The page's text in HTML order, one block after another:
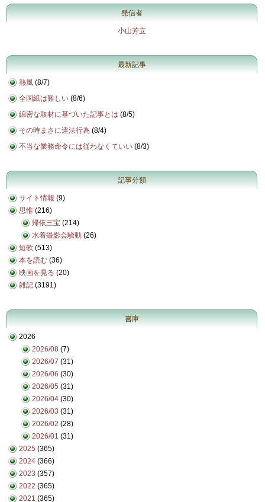
発信者
小山芳立
最新記事
熱風 (8/7)
全国紙は難しい (8/6)
綿密な取材に基づいた記事とは (8/5)
その時まさに違法行為 (8/4)
不当な業務命令には従わなくていい (8/3)
記事分類
サイト情報 (9)
思惟 (216)
帰依三宝 (214)
水着撮影会騒動 (26)
短歌 (513)
本を読む (36)
映画を見る (20)
雑記 (3191)
書庫
2026
2026/08 (7)
2026/07 (31)
2026/06 (30)
2026/05 (31)
2026/04 (30)
2026/03 (31)
2026/02 (28)
2026/01 (31)
2025 (365)
2024 (366)
2023 (357)
2022 (365)
2021 (365)